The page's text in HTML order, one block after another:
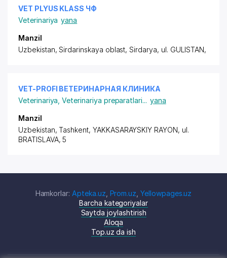
VET PLYUS KLASS ЧФ
Veterinariya yana
Manzil
Uzbekistan, Sirdarinskaya oblast, Sirdarya, ul. GULISTAN,
VET-PROFI ВЕТЕРИНАРНАЯ КЛИНИКА
Veterinariya ,Veterinariya preparatlari... yana
Manzil
Uzbekistan, Tashkent, YAKKASARAYSKIY RAYON, ul.
BRATISLAVA, 5
Hamkorlar: Apteka.uz Prom.uz ,Yellowpages.uz
Barcha kategoriyalar
Saytda joylashtirish
Aloqa
Top.uz da ish